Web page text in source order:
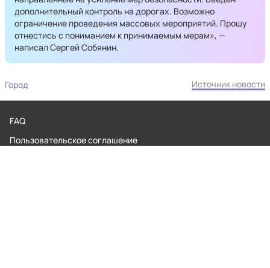
дополнительный контроль на дорогах. Возможно
ограничение проведения массовых мероприятий. Прошу
отнестись с пониманием к принимаемым мерам», —
написал Сергей Собянин.
Город Источник новости
FAQ
Пользовательское соглашение